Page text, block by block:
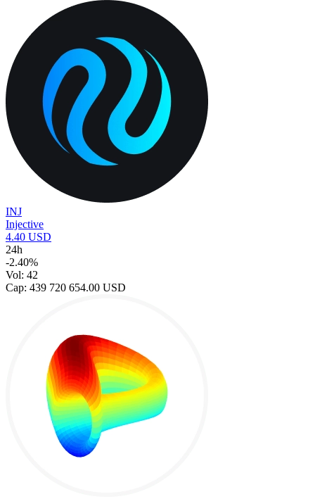
INJ
Injective
4.40 USD
24h
-2.40%
Vol: 42
Cap: 439 720 654.00 USD